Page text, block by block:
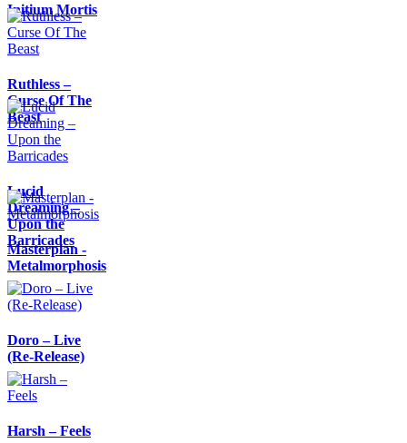
Initium Mortis
Ruthless –
Curse Of The
Beast
Lucid
Dreaming –
Upon the
Barricades
Masterplan -
Metalmorphosis
Doro – Live
(Re-Release)
Harsh – Feels